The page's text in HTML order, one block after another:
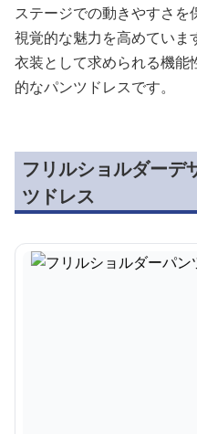
ステージでの動きやすさ
視覚的な魅力を高めていま
衣装として求められる機能
的なパンツドレスです。
フリルショルダーデ
ツドレス